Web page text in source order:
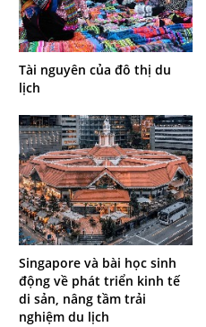
Tài nguyên của đô thị du
lịch
Singapore và bài học sinh
động về phát triển kinh tế
di sản, nâng tầm trải
nghiệm du lịch